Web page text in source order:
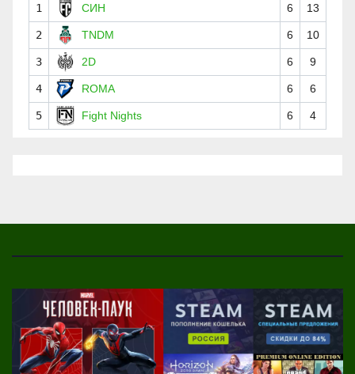
1 СИН 6 13
2 TNDM 6 10
3 2D 6 9
4 ROMA 6 6
5 Fight Nights 6 4